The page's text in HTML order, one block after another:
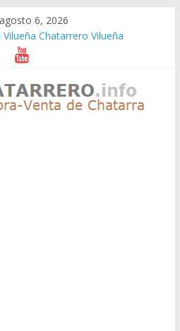
6, 2026
Chatarrero Vilueña
Zuera Chatarrero Zuera
Zaragoza Chatarrero Zaragoza
Chatarrero Zaida
Chatarrero Vistabella